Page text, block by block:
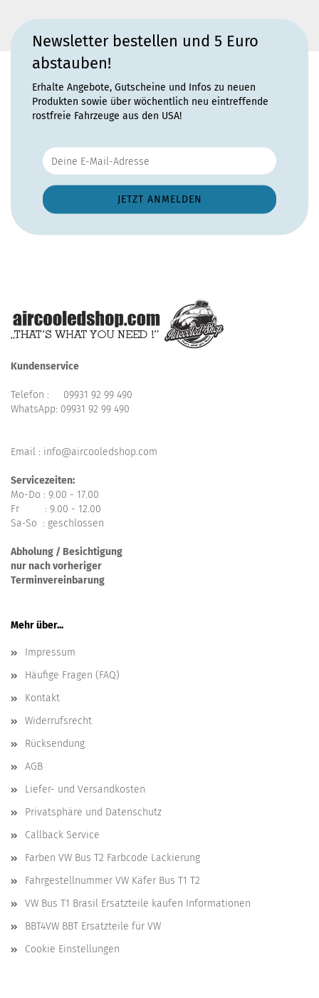
Newsletter bestellen und 5 Euro
abstauben!
Erhalte Angebote, Gutscheine und Infos zu neuen
Produkten sowie über wöchentlich neu eintreffende
rostfreie Fahrzeuge aus den USA!
Kundenservice
Telefon : 09931 92 99 490
WhatsApp: 09931 92 99 490
Email : info@aircooledshop.com
Servicezeiten:
Mo-Do : 9.00 - 17.00
Fr : 9.00 - 12.00
Sa-So : geschlossen
Abholung / Besichtigung
nur nach vorheriger
Terminvereinbarung
Mehr über...
Impressum
Häufige Fragen (FAQ)
Kontakt
Widerrufsrecht
Rücksendung
AGB
Liefer- und Versandkosten
Privatsphäre und Datenschutz
Callback Service
Farben VW Bus T2 Farbcode Lackierung
Fahrgestellnummer VW Käfer Bus T1 T2
VW Bus T1 Brasil Ersatzteile kaufen Informationen
BBT4VW BBT Ersatzteile für VW
Cookie Einstellungen